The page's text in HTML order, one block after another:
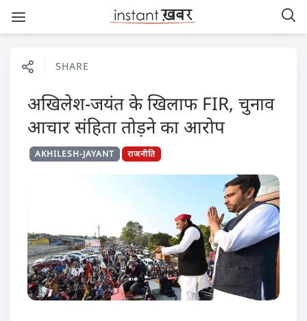
SHARE
अखिलेश-जयंत के खिलाफ FIR, चुनाव
आचार संहिता तोड़ने का आरोप
AKHILESH-JAYANT राजनीति